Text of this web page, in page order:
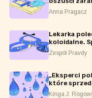
Anna Pragacz ·
Lekarka
koloidalne.
Zespół Pravdy ·
„Eksperci polecają” – czyli
które
Kinga J.